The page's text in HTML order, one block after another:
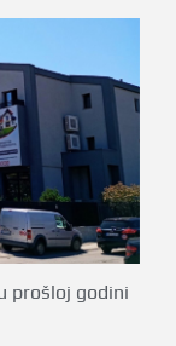
prošloj godini